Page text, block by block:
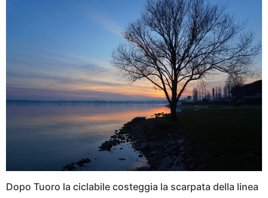
Dopo Tuoro la ciclabile costeggia la scarpata della linea